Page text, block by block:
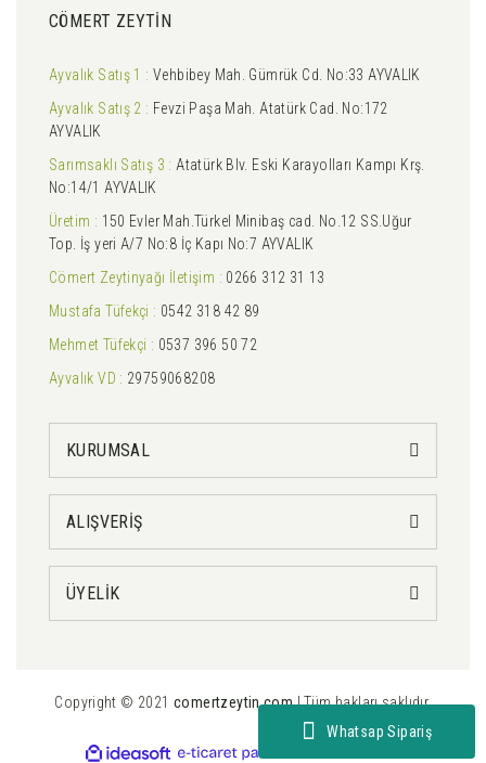
Whatsap Sipariş
CÖMERT ZEYTİN
Ayvalık Satış 1 : Vehbibey Mah. Gümrük Cd. No:33 AYVALIK
Ayvalık Satış 2 : Fevzi Paşa Mah. Atatürk Cad. No:172
AYVALIK
Sarımsaklı Satış 3 : Atatürk Blv. Eski Karayolları Kampı Krş.
No:14/1 AYVALIK
Üretim : 150 Evler Mah.Türkel Minibaş cad. No.12 SS.Uğur
Top. İş yeri A/7 No:8 İç Kapı No:7 AYVALIK
Cömert Zeytinyağı İletişim : 0266 312 31 13
Mustafa Tüfekçi : 0542 318 42 89
Mehmet Tüfekçi : 0537 396 50 72
Ayvalık VD : 29759068208
KURUMSAL
ALIŞVERİŞ
ÜYELİK
Copyright © 2021 comertzeytin.com| Tüm hakları saklıdır.
ideasoft